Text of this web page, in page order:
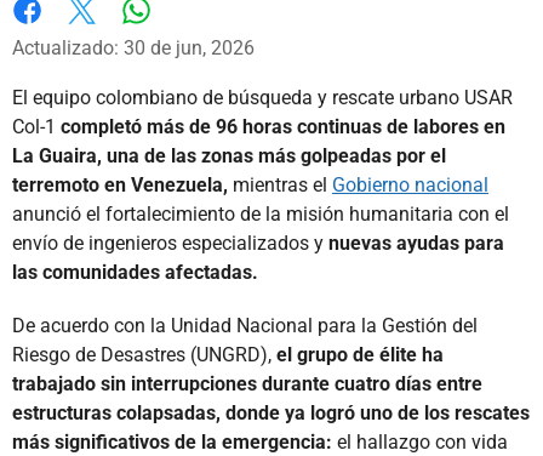
Facebook
X
Actualizado: 30 de jun, 2026
El equipo colombiano de búsqueda y rescate urbano USAR
Col-1 completó más de 96 horas continuas de labores en
La Guaira, una de las zonas más golpeadas por el
terremoto en Venezuela, mientras el Gobierno nacional
anunció el fortalecimiento de la misión humanitaria con el
envío de ingenieros especializados y nuevas ayudas para
las comunidades afectadas.
De acuerdo con la Unidad Nacional para la Gestión del
Riesgo de Desastres (UNGRD), el grupo de élite ha
trabajado sin interrupciones durante cuatro días entre
estructuras colapsadas, donde ya logró uno de los rescates
más significativos de la emergencia: el hallazgo con vida